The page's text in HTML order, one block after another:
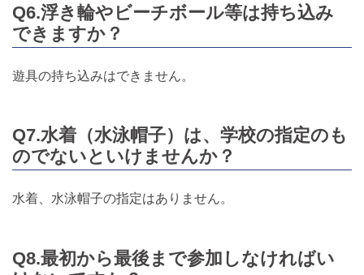
Q6.浮き輪やビーチボール等は持ち込み
できますか？
遊具の持ち込みはできません。
Q7.水着（水泳帽子）は、学校の指定のも
のでないといけませんか？
水着、水泳帽子の指定はありません。
Q8.最初から最後まで参加しなければい